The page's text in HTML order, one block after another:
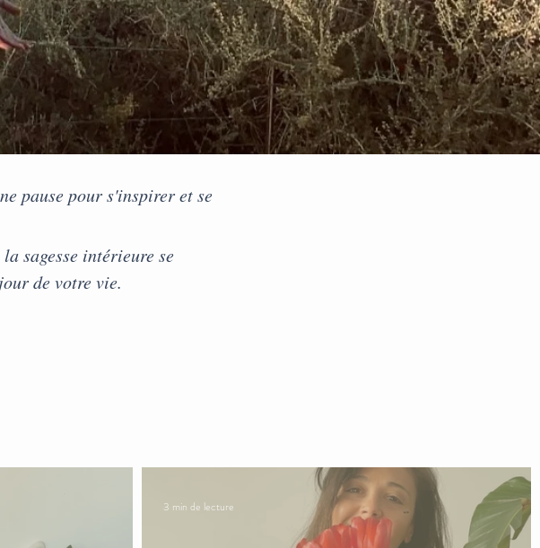
pause pour s'inspirer et se
sagesse intérieure se
de votre vie.
3 min de lecture